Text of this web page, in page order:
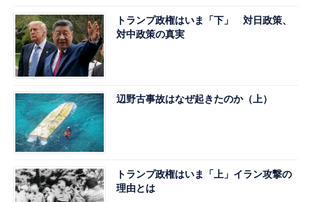
トランプ政権はいま「下」 対日政策、
対中政策の真実
辺野古事故はなぜ起きたのか（上）
トランプ政権はいま「上」イラン攻撃の
理由とは